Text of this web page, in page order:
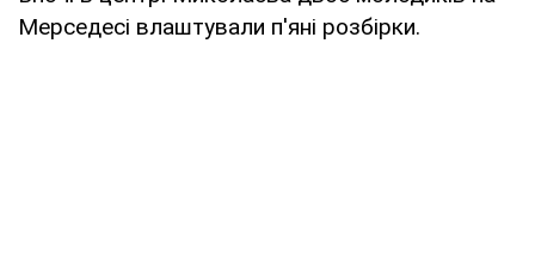
Мерседесі влаштували п'яні розбірки.